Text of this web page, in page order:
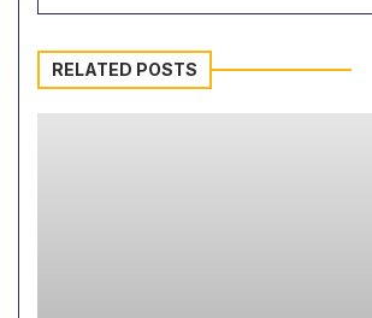
RELATED POSTS